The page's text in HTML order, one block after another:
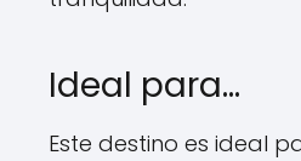
Ideal para...
Este destino es ideal